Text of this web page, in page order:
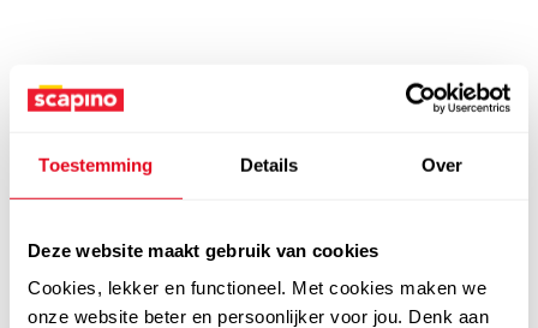
Toestemming Details Over
Deze website maakt gebruik van cookies
Cookies, lekker en functioneel. Met cookies maken we
onze website beter en persoonlijker voor jou. Denk aan